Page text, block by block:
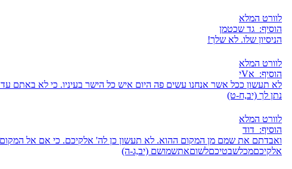
לוורט המלא
הוסיף: גד שכטמן
הניסיון שלו. לא שלך!
לוורט המלא
הוסיף: אVי
לא תעשון ככל אשר אנחנו עשים פה היום איש כל הישר בעיניו. כי לא באתם
נתן לך (יב,ח-ט)
לוורט המלא
הוסיף: דוד
ואבדתם את שמם מן המקום ההוא. לא תעשון כן לה' אלקיכם. כי אם אל
אלקיכםמכלשבטיכםלשוםאתשמושם (יב,ג-ה)